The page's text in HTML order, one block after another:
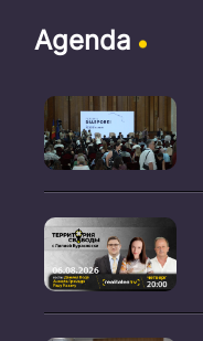
Agenda